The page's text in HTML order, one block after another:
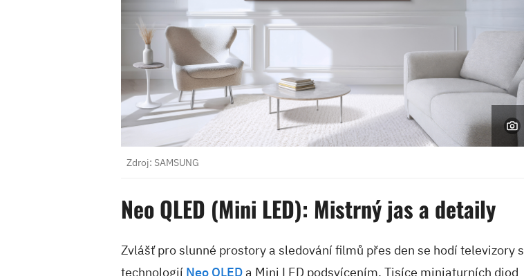
Zdroj: SAMSUNG
Neo QLED (Mini LED): Mistrný jas a detaily
Zvlášť pro slunné prostory a sledování filmů přes den se hodí televizory s
technologií Neo QLEDa Mini LED podsvícením. Tisíce miniaturních diod